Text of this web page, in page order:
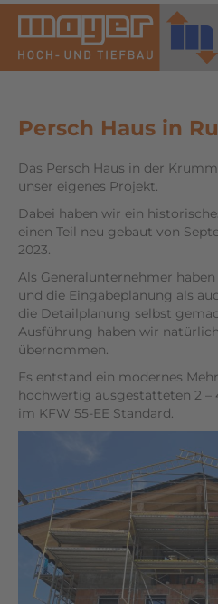
Persch Haus in
Das Persch Haus in der
unser eigenes Projekt.
Dabei haben wir ein
einen Teil neu gebaut von
2023.
Als Generalunternehmer
und die Eingabeplanung als
die Detailplanung selbst
Ausführung haben wir
übernommen.
Es entstand ein modernes
hochwertig ausgestatteten 2 –
im KFW 55-EE Standard.